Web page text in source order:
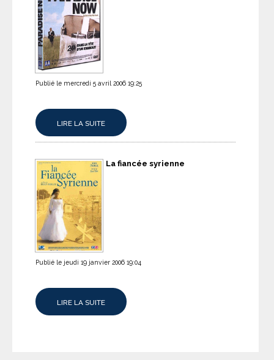
Publié le mercredi 5 avril 2006 19:25
LIRE LA SUITE
La fiancée syrienne
Publié le jeudi 19 janvier 2006 19:04
LIRE LA SUITE